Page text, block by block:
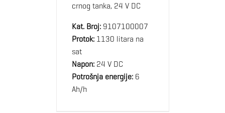
crnog tanka, 24 V DC
Kat. Broj:9107100007
Protok:1130 litara na
sat
Napon:24 V DC
Potrošnja energije:6
Ah/h